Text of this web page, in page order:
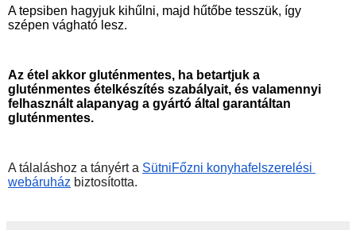
A tepsiben hagyjuk kihűlni, majd hűtőbe tesszük, így
szépen vágható lesz.
Az étel akkor gluténmentes, ha betartjuk a
gluténmentes ételkészítés szabályait, és valamennyi
felhasznált alapanyag a gyártó által garantáltan
gluténmentes.
A tálaláshoz a tányért a SütniFőzni konyhafelszerelési
webáruház biztosította.